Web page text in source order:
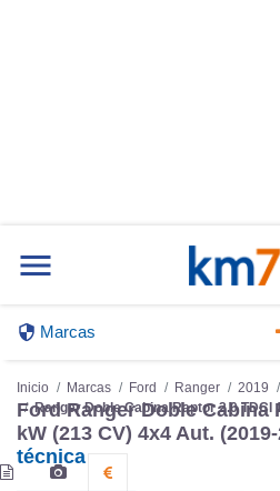
Marcas
Inicio Marcas Ford Ranger 2019
Ranger Doble Cabina Raptor 2.0 TDCI
Ford Ranger Doble Cabina
kW (213 CV) 4x4 Aut. (2019-
técnica